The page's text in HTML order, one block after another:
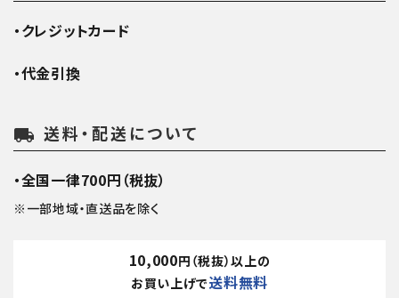
・クレジットカード
・代金引換
local_shipping 送料・配送について
・全国一律700円（税抜）
※一部地域・直送品を除く
10,000円（税抜）以上の
お買い上げで送料無料